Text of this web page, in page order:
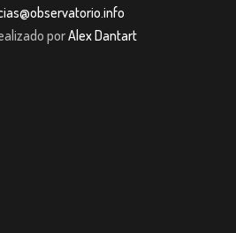
porAlex Dantart